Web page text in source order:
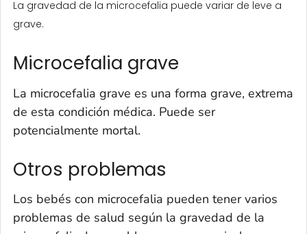
La gravedad de la microcefalia puede variar de leve a
grave.
Microcefalia grave
La microcefalia grave es una forma grave, extrema
de esta condición médica. Puede ser
potencialmente mortal.
Otros problemas
Los bebés con microcefalia pueden tener varios
problemas de salud según la gravedad de la